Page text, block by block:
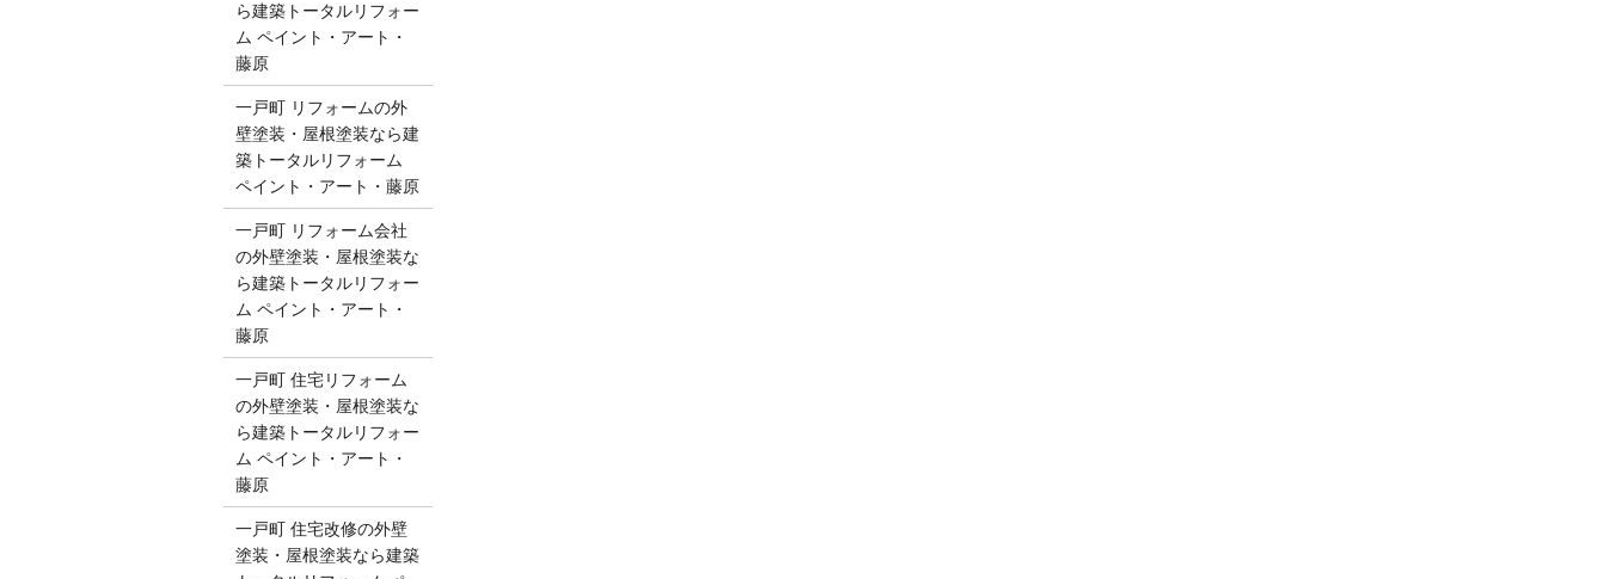
ら建築トータルリフォー
ム ペイント・アート・
藤原
一戸町 リフォームの外
壁塗装・屋根塗装なら建
築トータルリフォーム
ペイント・アート・藤原
一戸町 リフォーム会社
の外壁塗装・屋根塗装な
ら建築トータルリフォー
ム ペイント・アート・
藤原
一戸町 住宅リフォーム
の外壁塗装・屋根塗装な
ら建築トータルリフォー
ム ペイント・アート・
藤原
一戸町 住宅改修の外壁
塗装・屋根塗装なら建築